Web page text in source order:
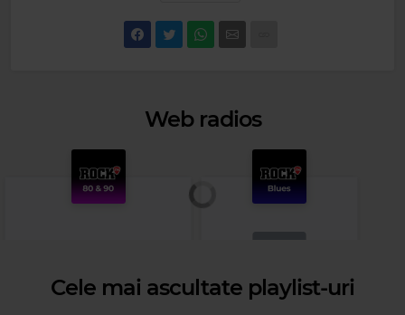
Web radios
Cele mai ascultate playlist-uri